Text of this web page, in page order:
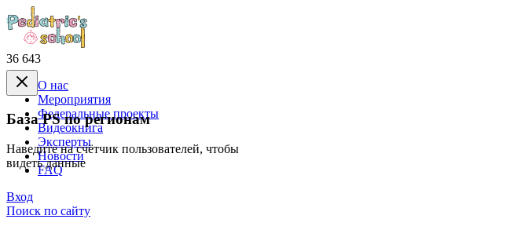
36 643
База PS по регионам
Наведите на счётчик пользователей, чтобы
видеть данные
О нас
Mероприятия
Федеральные проекты
Видеокнига
Эксперты
Новости
FAQ
Вход
Поиск по сайту